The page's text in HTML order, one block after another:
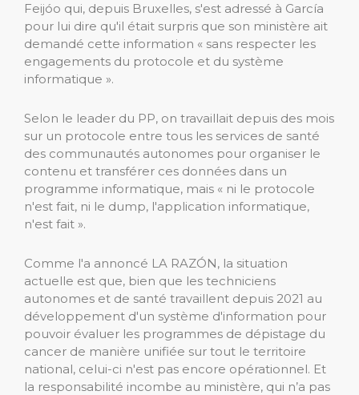
Feijóo qui, depuis Bruxelles, s'est adressé à García
pour lui dire qu'il était surpris que son ministère ait
demandé cette information « sans respecter les
engagements du protocole et du système
informatique ».
Selon le leader du PP, on travaillait depuis des mois
sur un protocole entre tous les services de santé
des communautés autonomes pour organiser le
contenu et transférer ces données dans un
programme informatique, mais « ni le protocole
n'est fait, ni le dump, l'application informatique,
n'est fait ».
Comme l'a annoncé LA RAZÓN, la situation
actuelle est que, bien que les techniciens
autonomes et de santé travaillent depuis 2021 au
développement d'un système d'information pour
pouvoir évaluer les programmes de dépistage du
cancer de manière unifiée sur tout le territoire
national, celui-ci n'est pas encore opérationnel. Et
la responsabilité incombe au ministère, qui n’a pas